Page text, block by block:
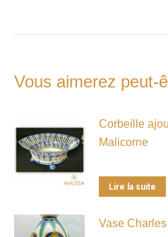
Vous aimerez peut-
Corbeille
Malicorne
Lire la suite
Vase